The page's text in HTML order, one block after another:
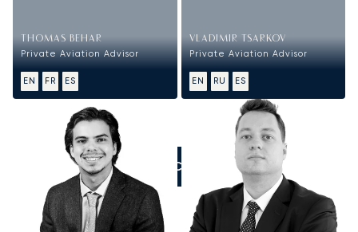
THOMAS BEHAR
Private Aviation Advisor
EN FR ES
VLADIMIR TSARKOV
Private Aviation Advisor
EN RU ES
ZADZWOŃCIE DO NAS